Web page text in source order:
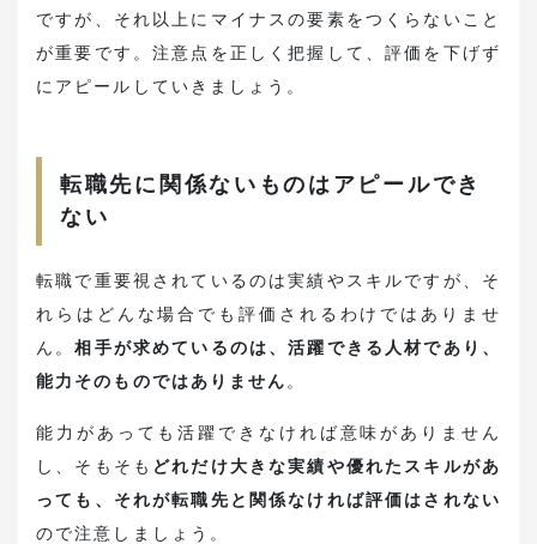
ですが、それ以上にマイナスの要素をつくらないこと
が重要です。注意点を正しく把握して、評価を下げず
にアピールしていきましょう。
転職先に関係ないものはアピールでき
ない
転職で重要視されているのは実績やスキルですが、そ
れらはどんな場合でも評価されるわけではありませ
ん。相手が求めているのは、活躍できる人材であり、
能力そのものではありません 。
能力があっても活躍できなければ意味がありません
し、そもそも どれだけ大きな実績や優れたスキルがあ
っても、それが転職先と関係なければ評価はされない
ので注意しましょう。